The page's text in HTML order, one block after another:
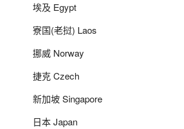
埃及 Egypt
寮国(老挝) Laos
挪威 Norway
捷克 Czech
新加坡 Singapore
日本 Japan